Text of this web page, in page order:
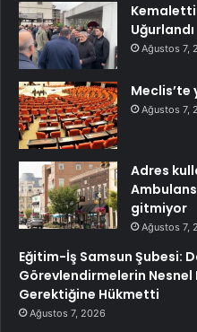
Uğurlandı
Ağustos 7,
Meclis’te
Ağustos 7,
Adres
gitmiyor
Ağustos 7,
Eğitim-İş Samsun Şubesi:
Görevlendirmelerin Nesnel
Gerektiğine Hükmetti
Ağustos 7, 2026